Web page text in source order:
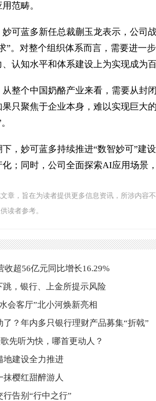
范畴。
妙可蓝多新任总裁蒯玉龙表示，公司
”。对整个组织体系而言，需要进一
认知水平和体系建设上为实现成为
从整个中国奶酪产业来看，需要从封
只聚焦于企业本身，难以实现巨大
，妙可蓝多持续推进“数智妙可”建
；同时，公司全面探索AI应用场景
章，旨在为读者提供更多信息资讯，所涉内容
读者参考。
收超56亿元同比增长16.29%
跳，银行、上金所提示风险
会客厅”北小河焕新亮相
？年内多只银行理财产品募集“折戟”
先听为快，哪首更动人？
地建设全力推进
抹樱红甜醉游人
告别“行中之行”